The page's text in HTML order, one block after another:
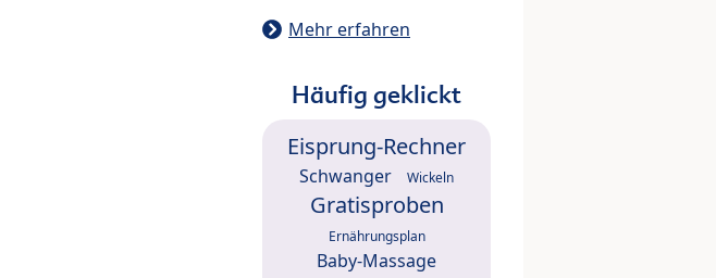
Mehr erfahren
Häufig geklickt
Eisprung-Rechner
Schwanger Wickeln
Gratisproben
Ernährungsplan
Baby-Massage